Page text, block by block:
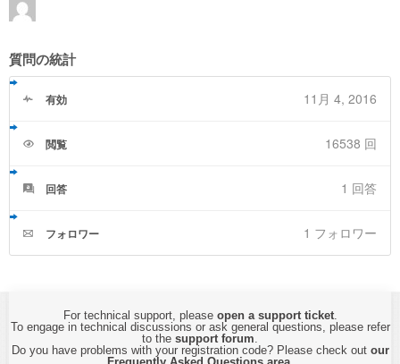
質問の統計
有効 11月 4, 2016
閲覧 16538 回
回答 1 回答
フォロワー 1 フォロワー
For technical support, please open a support ticket.
To engage in technical discussions or ask general questions, please refer
to the support forum
Do you have problems with your registration code? Please check out our
Frequently Asked Questions area.